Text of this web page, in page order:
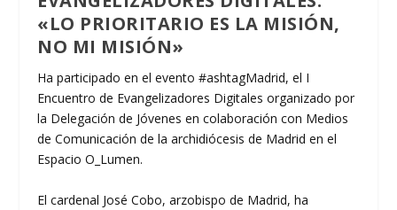
«LO PRIORITARIO ES LA MISIÓN,
NO MI MISIÓN»
Ha participado en el evento #ashtagMadrid, el I
Encuentro de Evangelizadores Digitales organizado por
la Delegación de Jóvenes en colaboración con Medios
de Comunicación de la archidiócesis de Madrid en el
Espacio O_Lumen.
El cardenal José Cobo, arzobispo de Madrid, ha